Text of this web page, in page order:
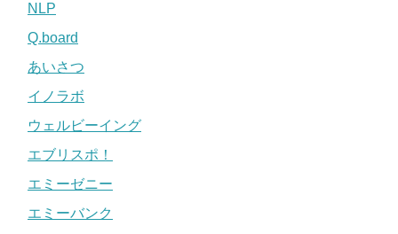
NLP
Q.board
あいさつ
イノラボ
ウェルビーイング
エブリスポ！
エミーゼニー
エミーバンク